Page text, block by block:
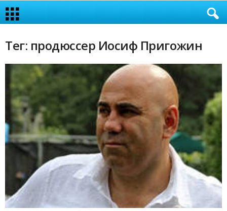
Тег: продюссер Иосиф Пригожин